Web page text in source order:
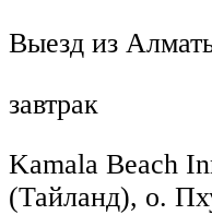
Выезд из
завтрак
Kamala Beach
(Тайланд), о.